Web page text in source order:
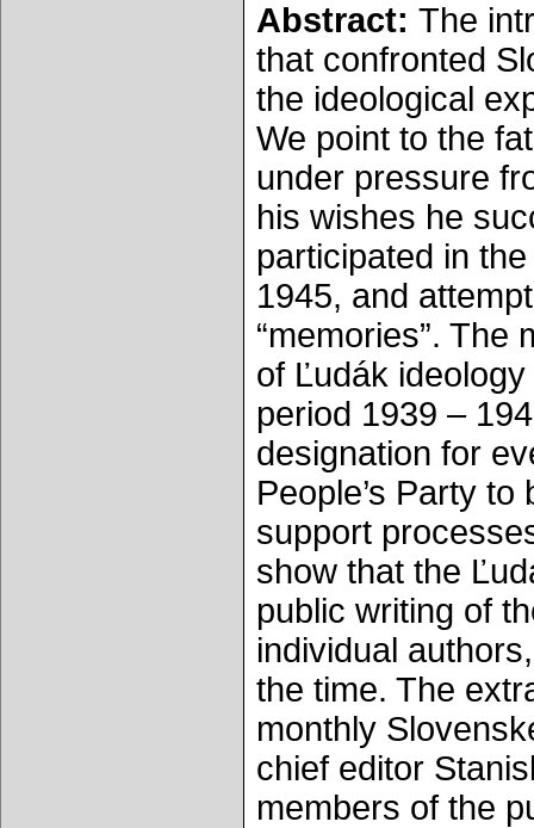
Abstract: The
that confronted
the ideological
We point to the
under pressure
his wishes he
participated in
1945, and
“memories”.
of Ľudák
period 1939 –
designation for
People’s Party
support
show that the
public writing of
individual
the time. The
monthly
chief editor
members of the